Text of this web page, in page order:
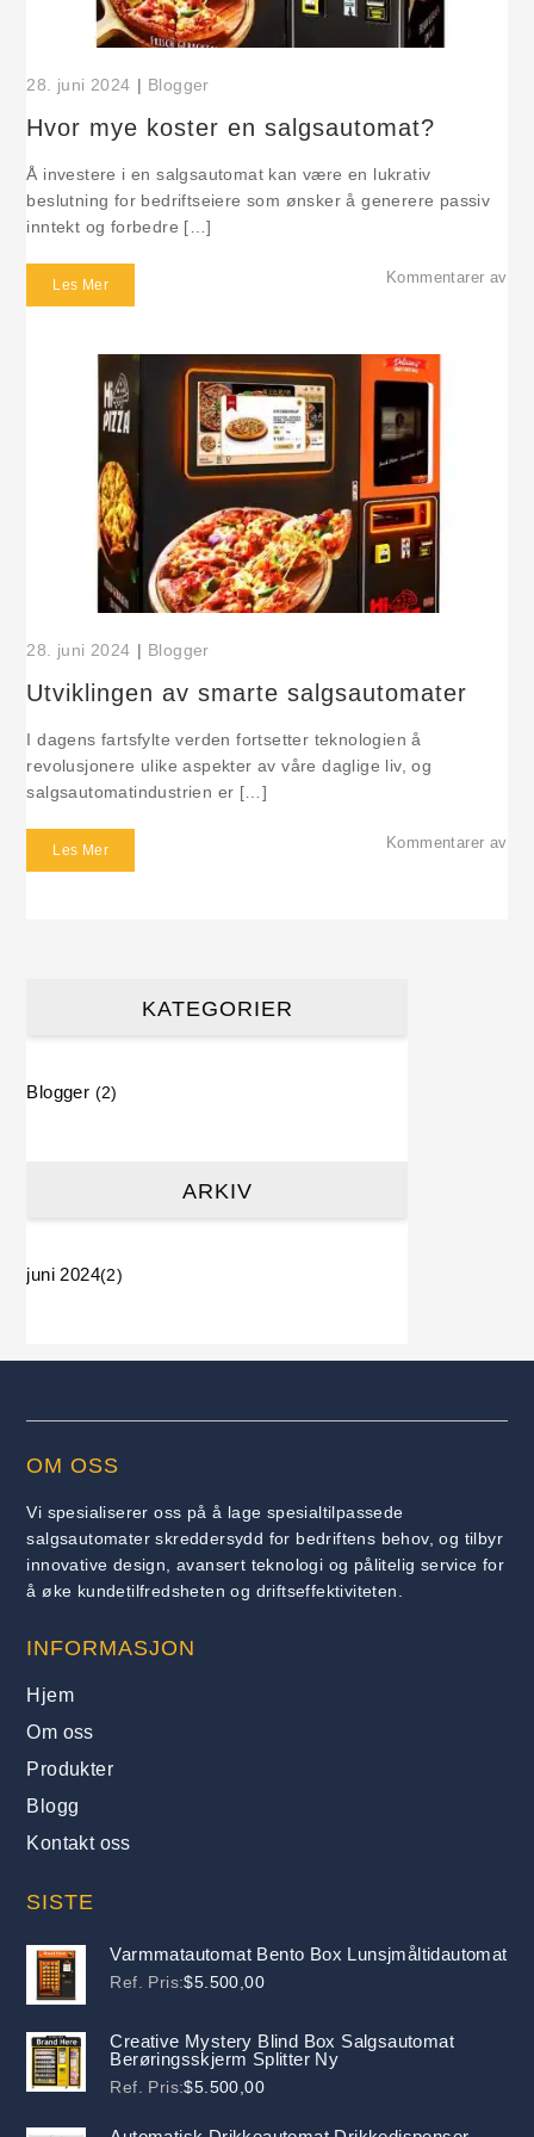
28. juni 2024 | Blogger
Hvor mye koster en salgsautomat?
Å investere i en salgsautomat kan være en lukrativ
beslutning for bedriftseiere som ønsker å generere passiv
inntekt og forbedre […]
Les Mer Kommentarer avom
28. juni 2024 | Blogger
Utviklingen av smarte salgsautomater
I dagens fartsfylte verden fortsetter teknologien å
revolusjonere ulike aspekter av våre daglige liv, og
salgsautomatindustrien er […]
Les Mer Kommentarer avom
KATEGORIER
Blogger (2)
ARKIV
juni 2024(2)
OM OSS
Vi spesialiserer oss på å lage spesialtilpassede
salgsautomater skreddersydd for bedriftens behov, og tilbyr
innovative design, avansert teknologi og pålitelig service for
å øke kundetilfredsheten og driftseffektiviteten.
INFORMASJON
Hjem
Om oss
Produkter
Blogg
Kontakt oss
SISTE
Varmmatautomat Bento Box Lunsjmåltidautomat
Ref. Pris:$5.500,00
Creative Mystery Blind Box Salgsautomat
Berøringsskjerm Splitter Ny
Ref. Pris:$5.500,00